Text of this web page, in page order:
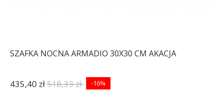
SZAFKA NOCNA ARMADIO 30X30 CM AKACJA
435,40 zł518,33 zł -16%